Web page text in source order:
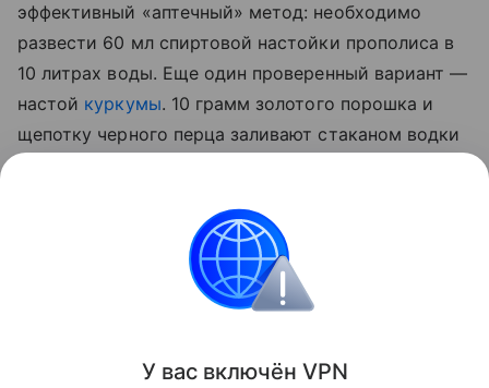
эффективный «аптечный» метод: необходимо
развести 60 мл спиртовой настойки прополиса в
10 литрах воды. Еще один проверенный вариант —
настой куркумы. 10 грамм золотого порошка и
щепотку черного перца заливают стаканом водки
опрыскивают стебли, а также листья с верхней и
У вас включён VPN